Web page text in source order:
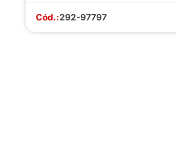
Cód.:292-97797